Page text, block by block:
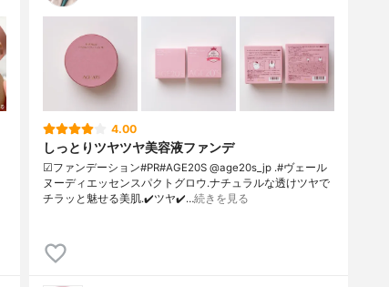
4.00
しっとりツヤツヤ美容液ファンデ
☑ファンデーション#PR#AGE20S @age20s_jp .#ヴェール
ヌーディエッセンスパクトグロウ.ナチュラルな透けツヤで
チラッと魅せる美肌.✔️ツヤ✔️…続きを見る